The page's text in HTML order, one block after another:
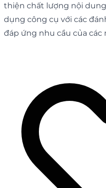
thiện chất lượng nội
dụng công cụ với các
đáp ứng nhu cầu của các